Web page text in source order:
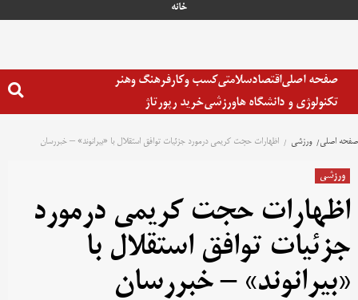
خانه
صفحه اصلیاقتصادسلامتیکسب وکارفرهنگ وهنر
تکنولوژی و دانشگاه هاورزشیخرید رپورتاژ
صفحه اصلی ورزشی اظهارات حجت کریمی درمورد جزئیات توافق استقلال با «بیرانوند» – خبررسان
ورزشی
اظهارات حجت کریمی درمورد
جزئیات توافق استقلال با
«بیرانوند» – خبررسان